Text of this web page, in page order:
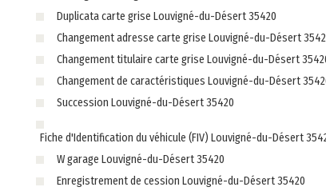
Duplicata carte grise Louvigné-du-Désert 35420
Changement adresse carte grise Louvigné-du-Désert
Changement titulaire carte grise Louvigné-du-Désert
Changement de caractéristiques Louvigné-du-Désert
Succession Louvigné-du-Désert 35420
Fiche d'Identification du véhicule (FIV) Louvigné-du-Désert
W garage Louvigné-du-Désert 35420
Enregistrement de cession Louvigné-du-Désert 35420